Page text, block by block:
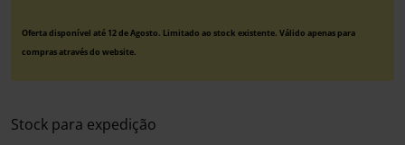
Oferta disponível até 12 de Agosto. Limitado ao stock existente. Válido apenas para
compras através do website.
Stock para expedição